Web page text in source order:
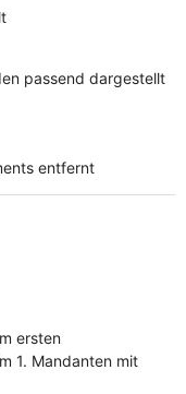
passend dargestellt
entfernt
ersten
1. Mandanten mit